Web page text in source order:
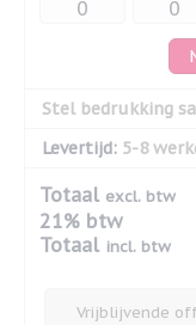
Stel bedrukking
Levertijd: 5-8
Totaal excl. btw
21% btw
Totaal incl. btw
Vrijblijvende